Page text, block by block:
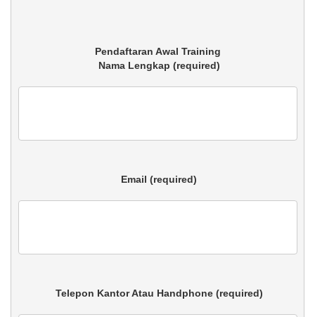
Nama Lengkap (required)
Email (required)
Telepon Kantor Atau Handphone (required)